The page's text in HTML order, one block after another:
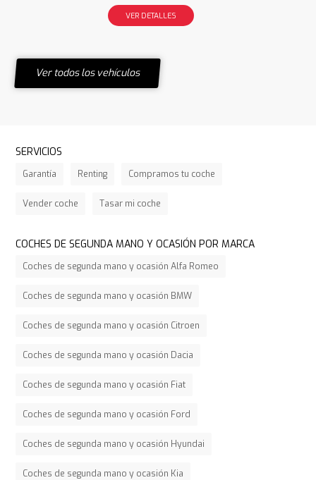
VER DETALLES
Ver todos los vehículos
SERVICIOS
Garantía Renting Compramos tu coche
Vender coche Tasar mi coche
COCHES DE SEGUNDA MANO Y OCASIÓN POR MARCA
Coches de segunda mano y ocasión Alfa Romeo
Coches de segunda mano y ocasión BMW
Coches de segunda mano y ocasión Citroen
Coches de segunda mano y ocasión Dacia
Coches de segunda mano y ocasión Fiat
Coches de segunda mano y ocasión Ford
Coches de segunda mano y ocasión Hyundai
Coches de segunda mano y ocasión Kia